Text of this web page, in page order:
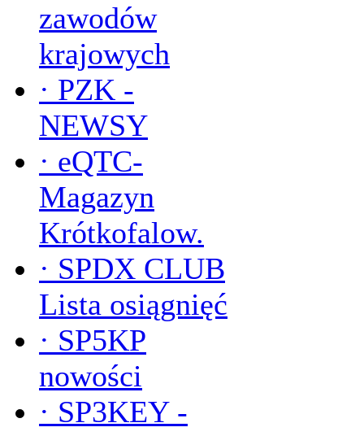
zawodów
krajowych
· PZK -
NEWSY
· eQTC-
Magazyn
Krótkofalow.
· SPDX CLUB
Lista osiągnięć
· SP5KP
nowości
· SP3KEY -